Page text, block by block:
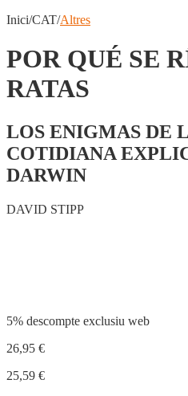
Inici/CAT/Altres
POR QUÉ SE
RATAS
LOS ENIGMAS DE
COTIDIANA
DARWIN
DAVID STIPP
5% descompte exclusiu web
26,95 €
25,59 €